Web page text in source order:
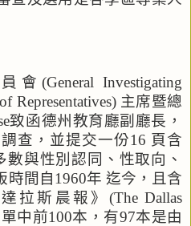
會 (General Investigating
Representatives) 主席暨總
致函德州教育廳副廳長，
查，並提交一份16 頁含
與性別認同、性取向、
時間自1960年 迄今，且含
拉斯晨報》 (The Dallas
中前100本，有97本是由